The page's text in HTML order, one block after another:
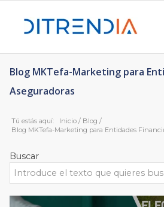
Blog MKTefa-Marketing para
Aseguradoras
Tú estás aquí: Inicio / Blog /
Blog MKTefa-Marketing para Entidades
Buscar